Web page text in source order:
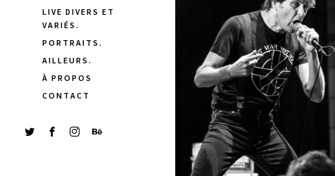
LIVE DIVERS ET
VARIÉS.
PORTRAITS.
AILLEURS.
À PROPOS
CONTACT